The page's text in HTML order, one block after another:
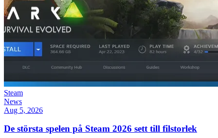
Steam
News
Aug 5, 2026
De största spelen på Steam 2026 sett till filstorlek